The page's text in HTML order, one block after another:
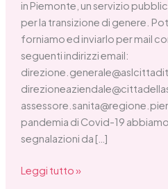
in Piemonte, un servizio
per la transizione di genere.
forniamo ed inviarlo per mail
seguenti indirizzi email:
pandemia di Covid-19
segnalazioni da […]
Leggi tutto »